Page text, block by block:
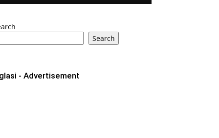
Search
- Advertisement